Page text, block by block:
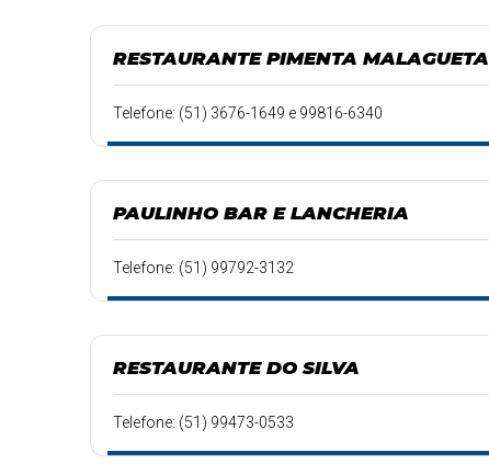
RESTAURANTE PIMENTA MALAGUETA
Telefone: (51) 3676-1649 e 99816-6340
PAULINHO BAR E LANCHERIA
Telefone: (51) 99792-3132
RESTAURANTE DO SILVA
Telefone: (51) 99473-0533